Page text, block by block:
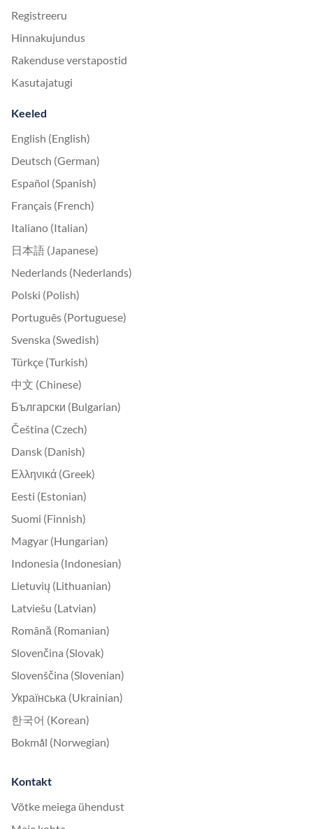
Registreeru
Hinnakujundus
Rakenduse verstapostid
Kasutajatugi
Keeled
English (English)
Deutsch (German)
Español (Spanish)
Français (French)
Italiano (Italian)
日本語 (Japanese)
Nederlands (Nederlands)
Polski (Polish)
Português (Portuguese)
Svenska (Swedish)
Türkçe (Turkish)
中文 (Chinese)
Български (Bulgarian)
Čeština (Czech)
Dansk (Danish)
Ελληνικά (Greek)
Eesti (Estonian)
Suomi (Finnish)
Magyar (Hungarian)
Indonesia (Indonesian)
Lietuvių (Lithuanian)
Latviešu (Latvian)
Română (Romanian)
Slovenčina (Slovak)
Slovenščina (Slovenian)
Українська (Ukrainian)
한국어 (Korean)
Bokmål (Norwegian)
Kontakt
Võtke meiega ühendust